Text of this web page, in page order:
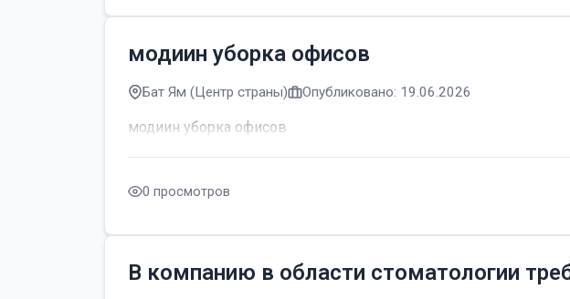
модиин уборка офисов
Бат Ям (Центр страны) Опубликовано: 19.06.2026
модиин уборка офисов
0 просмотров
В компанию в области стоматологии